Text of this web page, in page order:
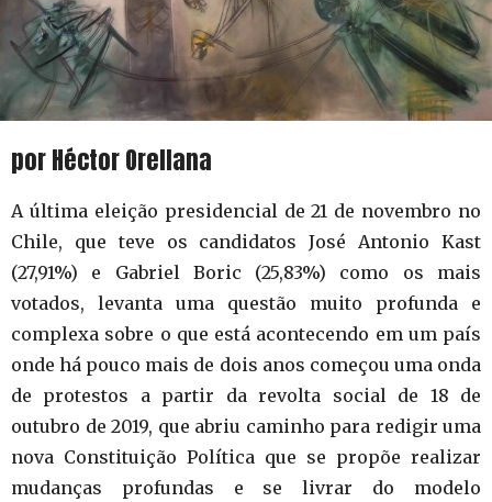
por Héctor Orellana
A última eleição presidencial de 21 de novembro no
Chile, que teve os candidatos José Antonio Kast
(27,91%) e Gabriel Boric (25,83%) como os mais
votados, levanta uma questão muito profunda e
complexa sobre o que está acontecendo em um país
onde há pouco mais de dois anos começou uma onda
de protestos a partir da revolta social de 18 de
outubro de 2019, que abriu caminho para redigir uma
nova Constituição Política que se propõe realizar
mudanças profundas e se livrar do modelo